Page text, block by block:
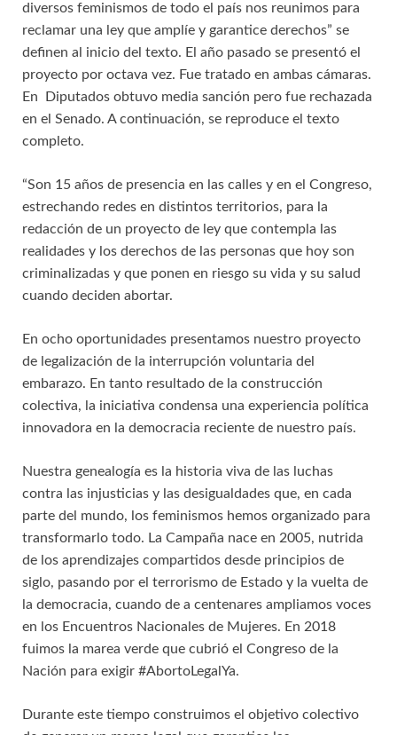
diversos feminismos de todo el país nos reunimos para
reclamar una ley que amplíe y garantice derechos” se
definen al inicio del texto. El año pasado se presentó el
proyecto por octava vez. Fue tratado en ambas cámaras.
En Diputados obtuvo media sanción pero fue rechazada
en el Senado. A continuación, se reproduce el texto
completo.
“Son 15 años de presencia en las calles y en el Congreso,
estrechando redes en distintos territorios, para la
redacción de un proyecto de ley que contempla las
realidades y los derechos de las personas que hoy son
criminalizadas y que ponen en riesgo su vida y su salud
cuando deciden abortar.
En ocho oportunidades presentamos nuestro proyecto
de legalización de la interrupción voluntaria del
embarazo. En tanto resultado de la construcción
colectiva, la iniciativa condensa una experiencia política
innovadora en la democracia reciente de nuestro país.
Nuestra genealogía es la historia viva de las luchas
contra las injusticias y las desigualdades que, en cada
parte del mundo, los feminismos hemos organizado para
transformarlo todo. La Campaña nace en 2005, nutrida
de los aprendizajes compartidos desde principios de
siglo, pasando por el terrorismo de Estado y la vuelta de
la democracia, cuando de a centenares ampliamos voces
en los Encuentros Nacionales de Mujeres. En 2018
fuimos la marea verde que cubrió el Congreso de la
Nación para exigir #AbortoLegalYa.
Durante este tiempo construimos el objetivo colectivo